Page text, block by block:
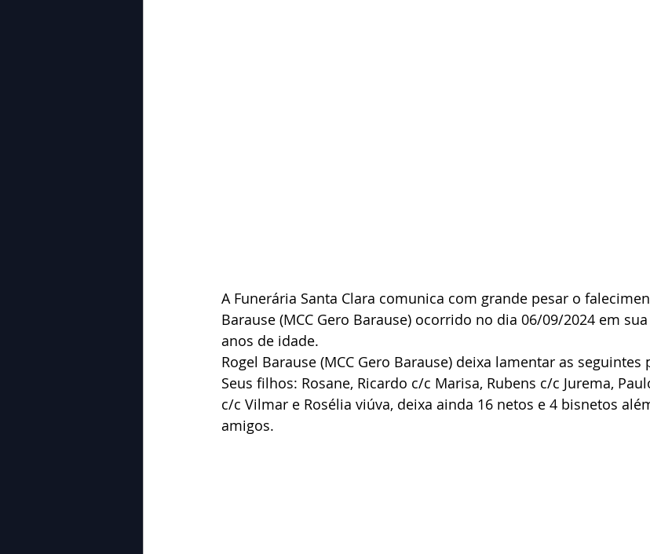
A Funerária Santa Clara comunica com grande pesar o
Barause (MCC Gero Barause) ocorrido no dia 06/09/2024 em
anos de idade.
Rogel Barause (MCC Gero Barause) deixa lamentar as seguintes
Seus filhos: Rosane, Ricardo c/c Marisa, Rubens c/c Jurema,
c/c Vilmar e Rosélia viúva, deixa ainda 16 netos e 4 bisnetos
amigos.